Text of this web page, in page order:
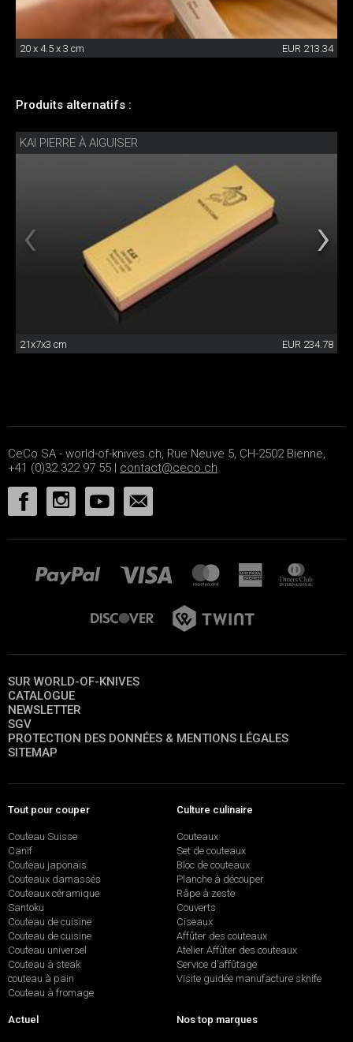
20 x 4.5 x 3 cm EUR 213.34
Produits alternatifs :
KAI PIERRE À AIGUISER
21x7x3 cm EUR 234.78
CeCo SA - world-of-knives.ch, Rue Neuve 5, CH-2502 Bienne,
+41 (0)32 322 97 55 | contact@ceco.ch
SUR WORLD-OF-KNIVES
CATALOGUE
NEWSLETTER
SGV
PROTECTION DES DONNÉES & MENTIONS LÉGALES
SITEMAP
Tout pour couper
Couteau Suisse
Canif
Couteau japonais
Couteaux damassés
Couteaux céramique
Santoku
Couteau de cuisine
Couteau de cuisine
Couteau universel
Couteau à steak
couteau à pain
Couteau à fromage
Culture culinaire
Couteaux
Set de couteaux
Bloc de couteaux
Planche à découper
Râpe à zeste
Couverts
Ciseaux
Affûter des couteaux
Atelier Affûter des couteaux
Service d’affûtage
Visite guidée manufacture sknife
Actuel Nos top marques